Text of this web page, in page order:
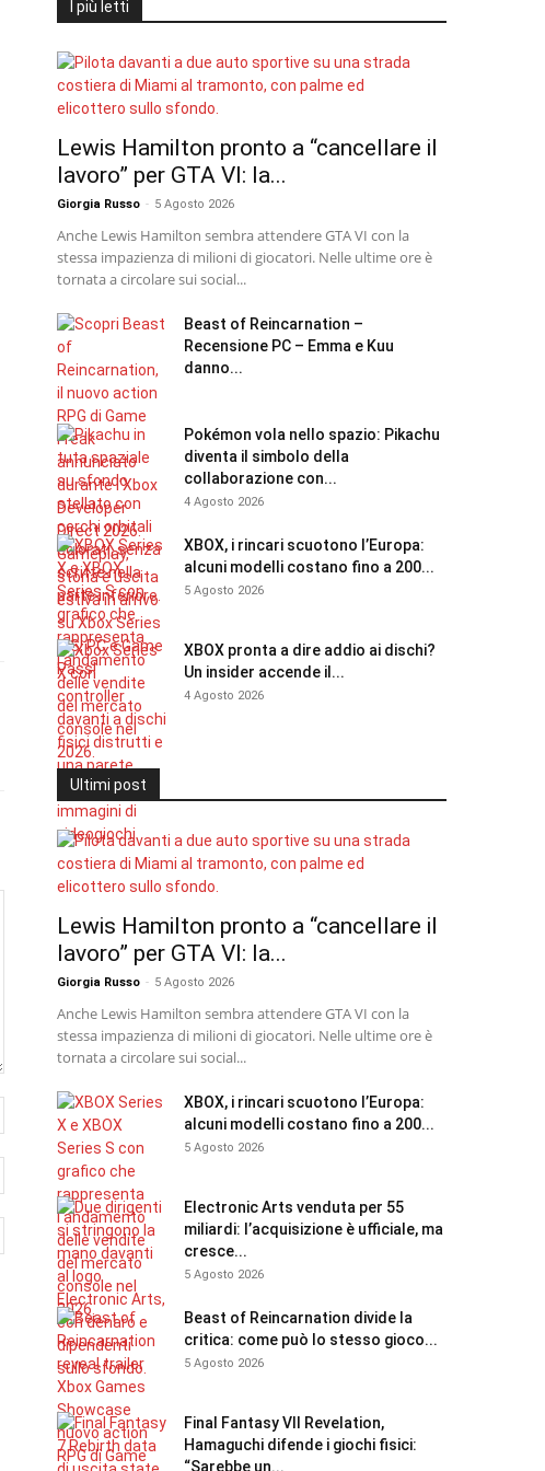
I più letti
Lewis Hamilton pronto a “cancellare il
lavoro” per GTA VI: la...
Giorgia Russo - 5 Agosto 2026
Anche Lewis Hamilton sembra attendere GTA VI con la
stessa impazienza di milioni di giocatori. Nelle ultime ore è
tornata a circolare sui social...
Beast of Reincarnation –
Recensione PC – Emma e Kuu
danno...
Pokémon vola nello spazio: Pikachu
diventa il simbolo della
collaborazione con...
4 Agosto 2026
XBOX, i rincari scuotono l’Europa:
alcuni modelli costano fino a 200...
5 Agosto 2026
XBOX pronta a dire addio ai dischi?
Un insider accende il...
4 Agosto 2026
Ultimi post
Lewis Hamilton pronto a “cancellare il
lavoro” per GTA VI: la...
Giorgia Russo - 5 Agosto 2026
Anche Lewis Hamilton sembra attendere GTA VI con la
stessa impazienza di milioni di giocatori. Nelle ultime ore è
tornata a circolare sui social...
XBOX, i rincari scuotono l’Europa:
alcuni modelli costano fino a 200...
5 Agosto 2026
Electronic Arts venduta per 55
miliardi: l’acquisizione è ufficiale, ma
cresce...
5 Agosto 2026
Beast of Reincarnation divide la
critica: come può lo stesso gioco...
5 Agosto 2026
Final Fantasy VII Revelation,
Hamaguchi difende i giochi fisici:
“Sarebbe un...